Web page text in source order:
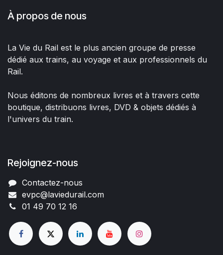
À propos de nous
La Vie du Rail est le plus ancien groupe de presse
dédié aux trains, au voyage et aux professionnels du
Rail.
Nous éditons de nombreux livres et à travers cette
boutique, distribuons livres, DVD & objets dédiés à
l'univers du train.
Rejoignez-nous
Contactez-nous
evpc@laviedurail.com
01 49 70 12 16